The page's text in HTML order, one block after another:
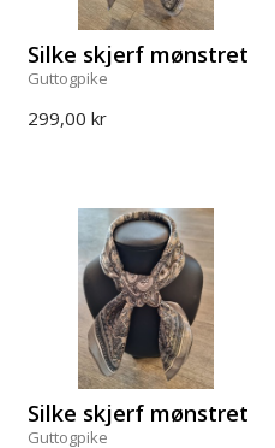
Silke skjerf mønstret
Guttogpike
299,00 kr
Silke skjerf mønstret
Guttogpike